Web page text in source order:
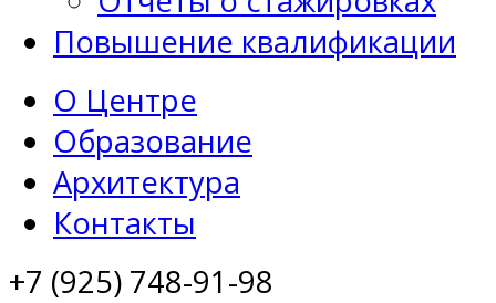
Повышение квалификации
О Центре
Образование
Архитектура
Контакты
+7 (925) 748-91-98